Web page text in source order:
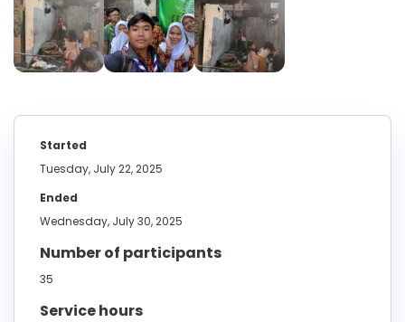
Started
Tuesday, July 22, 2025
Ended
Wednesday, July 30, 2025
Number of participants
35
Service hours